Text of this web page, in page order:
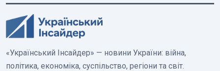
«Український Інсайдер» — новини України: війна,
політика, економіка, суспільство, регіони та світ.